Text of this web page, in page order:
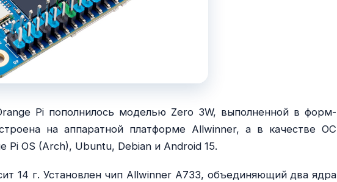
Pi пополнилось моделью Zero 3W, выполненной в форм-
на аппаратной платформе Allwinner, а в качестве ОС
Pi OS (Arch), Ubuntu, Debian и Android 15.
14 г. Установлен чип Allwinner A733, объединяющий два ядра